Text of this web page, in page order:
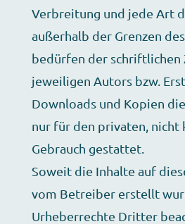
Verbreitung und jede Art
außerhalb der Grenzen
bedürfen der schriftlichen
jeweiligen Autors bzw.
Downloads und Kopien
nur für den privaten, nicht
Gebrauch gestattet.
Soweit die Inhalte auf
vom Betreiber erstellt
Urheberrechte Dritter